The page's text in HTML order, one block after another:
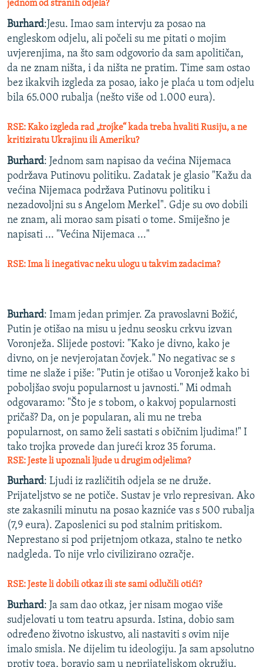
jednom od stranih odjela?
Burhard:Jesu. Imao sam intervju za posao na
engleskom odjelu, ali počeli su me pitati o mojim
uvjerenjima, na što sam odgovorio da sam apolitičan,
da ne znam ništa, i da ništa ne pratim. Time sam ostao
bez ikakvih izgleda za posao, iako je plaća u tom odjelu
bila 65.000 rubalja (nešto više od 1.000 eura).
RSE: Kako izgleda rad „trojke“ kada treba hvaliti Rusiju, a ne
kritiziratu Ukrajinu ili Ameriku?
Burhard: Jednom sam napisao da većina Nijemaca
podržava Putinovu politiku. Zadatak je glasio "Kažu da
većina Nijemaca podržava Putinovu politiku i
nezadovoljni su s Angelom Merkel". Gdje su ovo dobili
ne znam, ali morao sam pisati o tome. Smiješno je
napisati ... "Većina Nijemaca ..."
RSE: Ima li inegativac neku ulogu u takvim zadacima?
Burhard: Imam jedan primjer. Za pravoslavni Božić,
Putin je otišao na misu u jednu seosku crkvu izvan
Voronježa. Slijede postovi: "Kako je divno, kako je
divno, on je nevjerojatan čovjek." No negativac se s
time ne slaže i piše: "Putin je otišao u Voronjež kako bi
poboljšao svoju popularnost u javnosti." Mi odmah
odgovaramo: "Što je s tobom, o kakvoj popularnosti
pričaš? Da, on je popularan, ali mu ne treba
popularnost, on samo želi sastati s običnim ljudima!" I
tako trojka provede dan jureći kroz 35 foruma.
RSE: Jeste li upoznali ljude u drugim odjelima?
Burhard: Ljudi iz različitih odjela se ne druže.
Prijateljstvo se ne potiče. Sustav je vrlo represivan. Ako
ste zakasnili minutu na posao kazniće vas s 500 rubalja
(7,9 eura). Zaposlenici su pod stalnim pritiskom.
Neprestano si pod prijetnjom otkaza, stalno te netko
nadgleda. To nije vrlo civilizirano ozračje.
RSE: Jeste li dobili otkaz ili ste sami odlučili otići?
Burhard: Ja sam dao otkaz, jer nisam mogao više
sudjelovati u tom teatru apsurda. Istina, dobio sam
određeno životno iskustvo, ali nastaviti s ovim nije
imalo smisla. Ne dijelim tu ideologiju. Ja sam apsolutno
protiv toga, boravio sam u neprijateljskom okružju.